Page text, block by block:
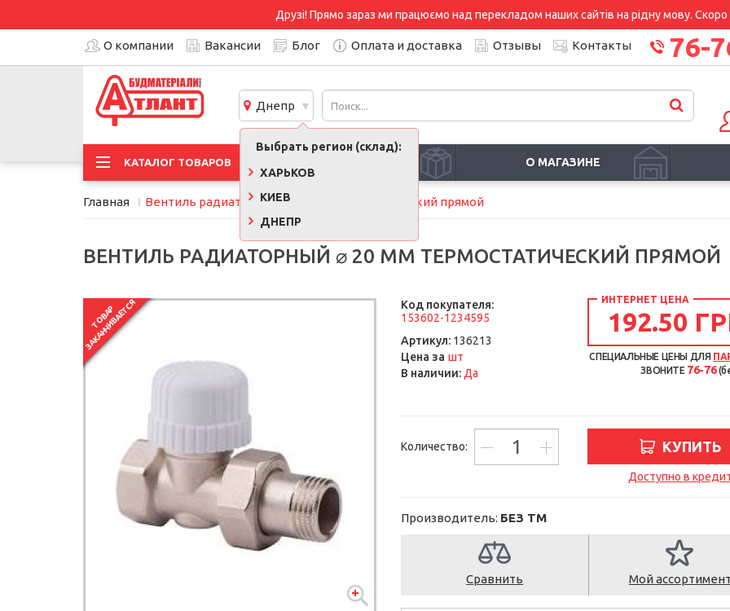
Друзі! Прямо зараз ми працюємо над перекладом наших сайтів на рідну мову. Скоро
О компании Вакансии Блог Оплата и доставка Отзывы Контакты 76-
Днепр
Выбрать регион (склад):
ХАРЬКОВ
КИЕВ
ДНЕПР
КАТАЛОГ ТОВАРОВ О МАГАЗИНЕ
Главная Вентиль радиаторный ⌀ 20 мм термостатический прямой
ВЕНТИЛЬ РАДИАТОРНЫЙ ⌀ 20 ММ ТЕРМОСТАТИЧЕСКИЙ ПРЯМОЙ
ТОВАР
ЗАКАНЧИВАЕТСЯ
Код покупателя:
153602-1234595
Артикул: 136213
Цена за шт
В наличии: Да
ИНТЕРНЕТ ЦЕНА
192.50
СПЕЦИАЛЬНЫЕ ЦЕНЫ ДЛЯ
ЗВОНИТЕ 76-76
Количество: КУПИТЬ
Доступно в
Производитель: БЕЗ ТМ
Сравнить Мой ассортимент